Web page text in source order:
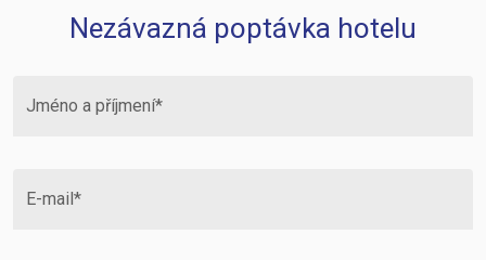
Nezávazná poptávka hotelu
Jméno a příjmení*
E-mail*